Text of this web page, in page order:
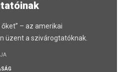
őket” – az amerikai
üzent a szivárogtatóknak.